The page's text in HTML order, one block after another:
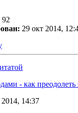
92
29 окт 2014,
- как преодолеть
2014, 14:37